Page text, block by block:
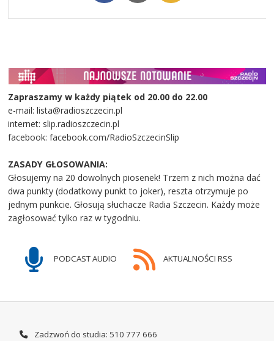
Zapraszamy w każdy piątek od 20.00 do 22.00
e-mail: lista@radioszczecin.pl
internet: slip.radioszczecin.pl
facebook: facebook.com/RadioSzczecinSlip
ZASADY GŁOSOWANIA:
Głosujemy na 20 dowolnych piosenek! Trzem z nich można dać
dwa punkty (dodatkowy punkt to joker), reszta otrzymuje po
jednym punkcie. Głosują słuchacze Radia Szczecin. Każdy może
zagłosować tylko raz w tygodniu.
PODCAST AUDIO AKTUALNOŚCI RSS
Zadzwoń do studia: 510 777 666